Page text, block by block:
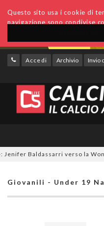
Questo sito usa i cookie di
navigazione sono condivise
Accedi Archivio Invio
Baldassarri verso la Women
Giovanili - Under 19